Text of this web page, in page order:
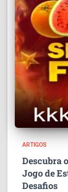
ARTIGOS
Descubra
Jogo de
Desafios